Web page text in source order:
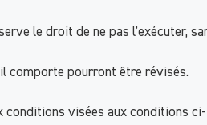
le droit de ne pas l’exécuter,
comporte pourront être révisés.
conditions visées aux conditions ci-